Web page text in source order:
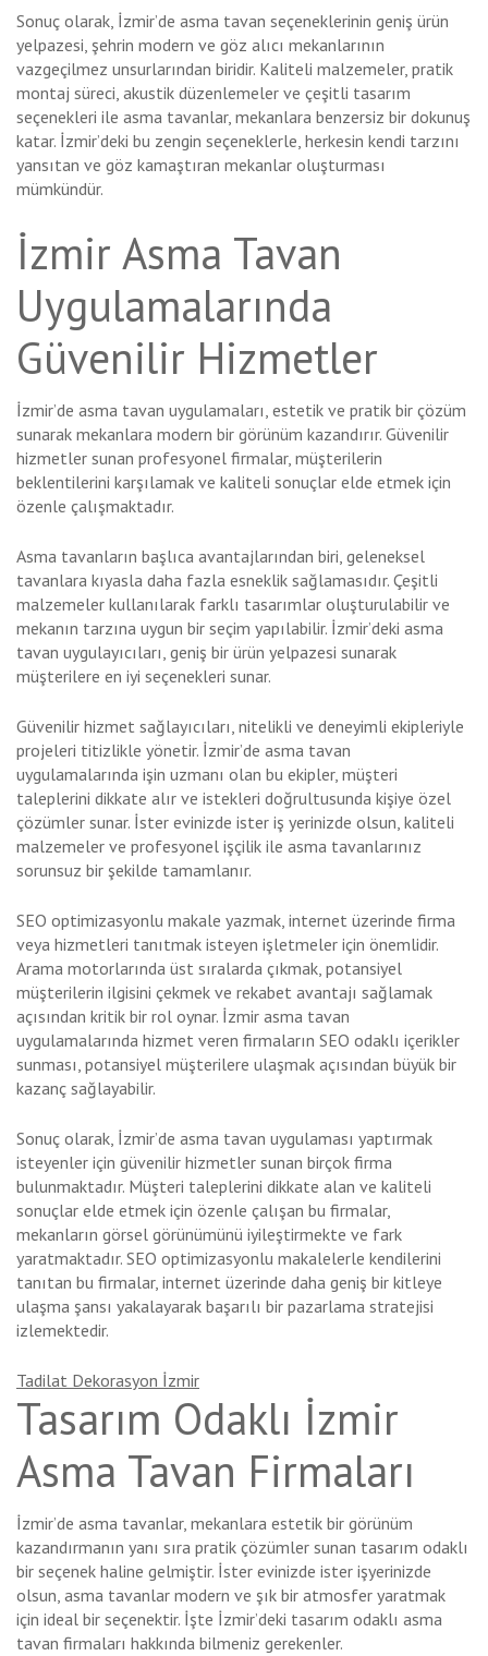
Sonuç olarak, İzmir’de asma tavan seçeneklerinin geniş ürün
yelpazesi, şehrin modern ve göz alıcı mekanlarının
vazgeçilmez unsurlarından biridir. Kaliteli malzemeler, pratik
montaj süreci, akustik düzenlemeler ve çeşitli tasarım
seçenekleri ile asma tavanlar, mekanlara benzersiz bir dokunuş
katar. İzmir’deki bu zengin seçeneklerle, herkesin kendi tarzını
yansıtan ve göz kamaştıran mekanlar oluşturması
mümkündür.
İzmir Asma Tavan
Uygulamalarında
Güvenilir Hizmetler
İzmir’de asma tavan uygulamaları, estetik ve pratik bir çözüm
sunarak mekanlara modern bir görünüm kazandırır. Güvenilir
hizmetler sunan profesyonel firmalar, müşterilerin
beklentilerini karşılamak ve kaliteli sonuçlar elde etmek için
özenle çalışmaktadır.
Asma tavanların başlıca avantajlarından biri, geleneksel
tavanlara kıyasla daha fazla esneklik sağlamasıdır. Çeşitli
malzemeler kullanılarak farklı tasarımlar oluşturulabilir ve
mekanın tarzına uygun bir seçim yapılabilir. İzmir’deki asma
tavan uygulayıcıları, geniş bir ürün yelpazesi sunarak
müşterilere en iyi seçenekleri sunar.
Güvenilir hizmet sağlayıcıları, nitelikli ve deneyimli ekipleriyle
projeleri titizlikle yönetir. İzmir’de asma tavan
uygulamalarında işin uzmanı olan bu ekipler, müşteri
taleplerini dikkate alır ve istekleri doğrultusunda kişiye özel
çözümler sunar. İster evinizde ister iş yerinizde olsun, kaliteli
malzemeler ve profesyonel işçilik ile asma tavanlarınız
sorunsuz bir şekilde tamamlanır.
SEO optimizasyonlu makale yazmak, internet üzerinde firma
veya hizmetleri tanıtmak isteyen işletmeler için önemlidir.
Arama motorlarında üst sıralarda çıkmak, potansiyel
müşterilerin ilgisini çekmek ve rekabet avantajı sağlamak
açısından kritik bir rol oynar. İzmir asma tavan
uygulamalarında hizmet veren firmaların SEO odaklı içerikler
sunması, potansiyel müşterilere ulaşmak açısından büyük bir
kazanç sağlayabilir.
Sonuç olarak, İzmir’de asma tavan uygulaması yaptırmak
isteyenler için güvenilir hizmetler sunan birçok firma
bulunmaktadır. Müşteri taleplerini dikkate alan ve kaliteli
sonuçlar elde etmek için özenle çalışan bu firmalar,
mekanların görsel görünümünü iyileştirmekte ve fark
yaratmaktadır. SEO optimizasyonlu makalelerle kendilerini
tanıtan bu firmalar, internet üzerinde daha geniş bir kitleye
ulaşma şansı yakalayarak başarılı bir pazarlama stratejisi
izlemektedir.
Tadilat Dekorasyon İzmir
Tasarım Odaklı İzmir
Asma Tavan Firmaları
İzmir’de asma tavanlar, mekanlara estetik bir görünüm
kazandırmanın yanı sıra pratik çözümler sunan tasarım odaklı
bir seçenek haline gelmiştir. İster evinizde ister işyerinizde
olsun, asma tavanlar modern ve şık bir atmosfer yaratmak
için ideal bir seçenektir. İşte İzmir’deki tasarım odaklı asma
tavan firmaları hakkında bilmeniz gerekenler.